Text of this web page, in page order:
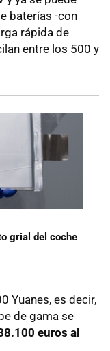
baterías -con
rápida de
entre los 500 y
grial del coche
Yuanes, es decir,
de gama se
euros al